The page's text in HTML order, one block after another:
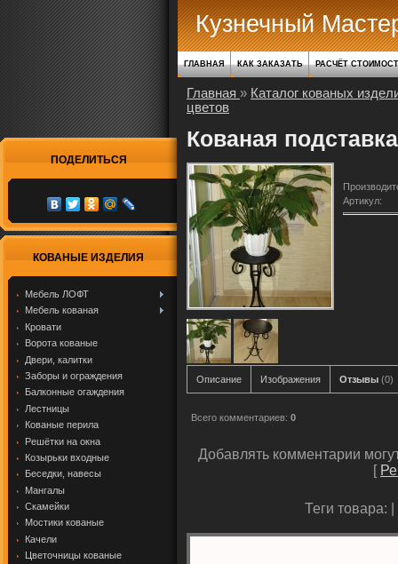
ПОДЕЛИТЬСЯ
КОВАНЫЕ ИЗДЕЛИЯ
Мебель ЛОФТ
Мебель кованая
Кровати
Ворота кованые
Двери, калитки
Заборы и ограждения
Балконные огаждения
Лестницы
Кованые перила
Решётки на окна
Козырьки входные
Беседки, навесы
Мангалы
Скамейки
Мостики кованые
Качели
Цветочницы кованые
Кузнечный
ГЛАВНАЯ КАК ЗАКАЗАТЬ РАСЧЁТ
Главная » Каталог кованых
цветов
Кованая
Артикул:
Описание Изображения Отзывы (0)
Всего комментариев: 0
Добавлять комментарии
[
Теги товара: |